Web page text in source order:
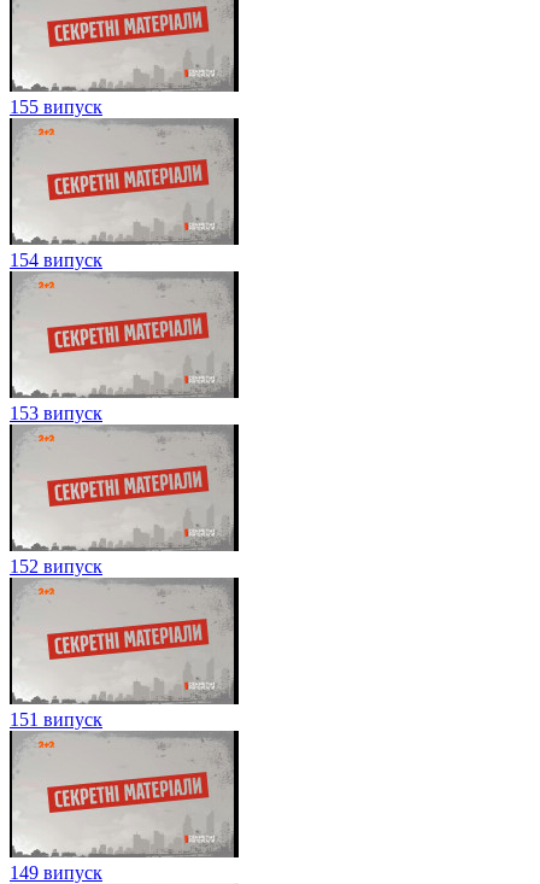
155 випуск
154 випуск
153 випуск
152 випуск
151 випуск
149 випуск